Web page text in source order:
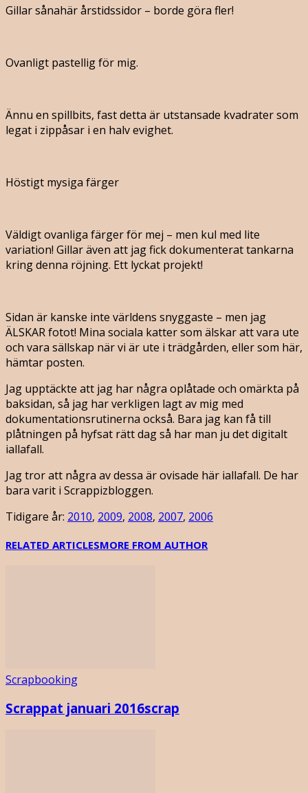
Gillar sånahär årstidssidor – borde göra fler!
Ovanligt pastellig för mig.
Ännu en spillbits, fast detta är utstansade kvadrater som
legat i zippåsar i en halv evighet.
Höstigt mysiga färger
Väldigt ovanliga färger för mej – men kul med lite
variation! Gillar även att jag fick dokumenterat tankarna
kring denna röjning. Ett lyckat projekt!
Sidan är kanske inte världens snyggaste – men jag
ÄLSKAR fotot! Mina sociala katter som älskar att vara ute
och vara sällskap när vi är ute i trädgården, eller som här,
hämtar posten.
Jag upptäckte att jag har några oplåtade och omärkta på
baksidan, så jag har verkligen lagt av mig med
dokumentationsrutinerna också. Bara jag kan få till
plåtningen på hyfsat rätt dag så har man ju det digitalt
iallafall.
Jag tror att några av dessa är ovisade här iallafall. De har
bara varit i Scrappizbloggen.
Tidigare år: 2010, 2009, 2008, 2007, 2006
RELATED ARTICLESMORE FROM AUTHOR
Scrapbooking
Scrappat januari 2016scrap